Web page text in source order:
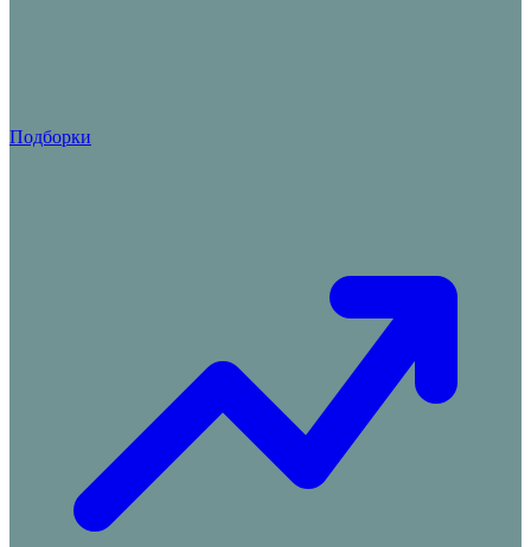
Подборки